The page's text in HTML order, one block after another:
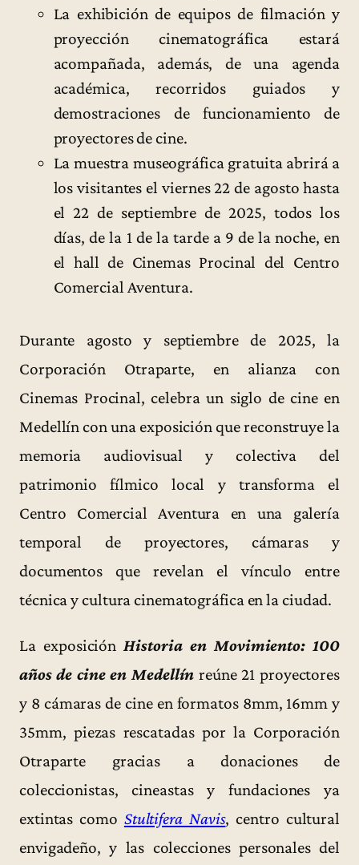
La exhibición de equipos de filmación y
proyección cinematográfica estará
acompañada, además, de una agenda
académica, recorridos guiados y
demostraciones de funcionamiento de
proyectores de cine.
La muestra museográfica gratuita abrirá a
los visitantes el viernes 22 de agosto hasta
el 22 de septiembre de 2025, todos los
días, de la 1 de la tarde a 9 de la noche, en
el hall de Cinemas Procinal del Centro
Comercial Aventura.
Durante agosto y septiembre de 2025, la
Corporación Otraparte, en alianza con
Cinemas Procinal, celebra un siglo de cine en
Medellín con una exposición que reconstruye la
memoria audiovisual y colectiva del
patrimonio fílmico local y transforma el
Centro Comercial Aventura en una galería
temporal de proyectores, cámaras y
documentos que revelan el vínculo entre
técnica y cultura cinematográfica en la ciudad.
La exposiciónHistoria en Movimiento: 100
años de cine en Medellín reúne 21 proyectores
y 8 cámaras de cine en formatos 8mm, 16mm y
35mm, piezas rescatadas por la Corporación
Otraparte gracias a donaciones de
coleccionistas, cineastas y fundaciones ya
extintas como Stultifera Navis, centro cultural
envigadeño, y las colecciones personales del